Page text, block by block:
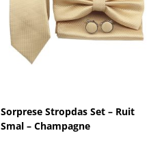
Sorprese Stropdas Set – Ruit
Smal – Champagne